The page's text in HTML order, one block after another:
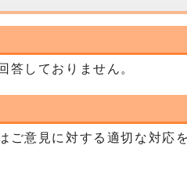
答しておりません。
意見に対する適切な対応